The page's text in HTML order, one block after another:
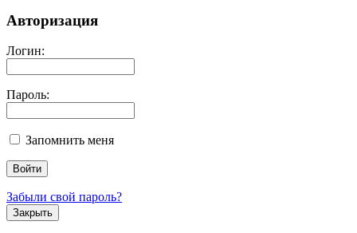
Авторизация
Логин:
Пароль:
Запомнить меня
Забыли свой пароль?
Закрыть